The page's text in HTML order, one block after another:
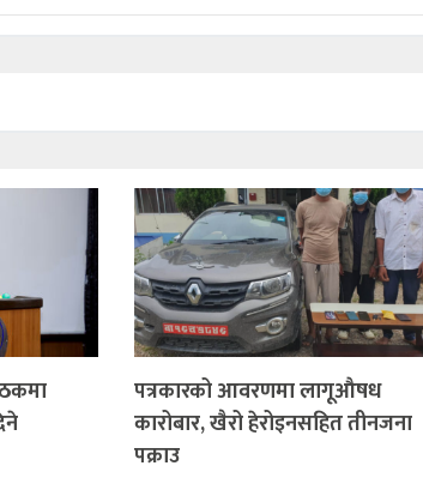
पत्रकारको आवरणमा लागूऔषध
कारोबार, खैरो हेरोइनसहित तीनजना
पक्राउ